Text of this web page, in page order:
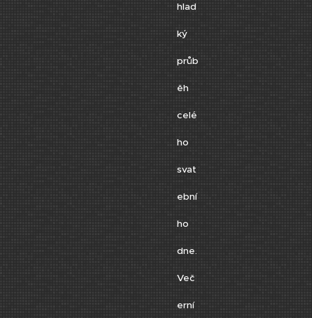
hlad
ký
průb
ěh
celé
ho
svat
ební
ho
dne.
Več
erní